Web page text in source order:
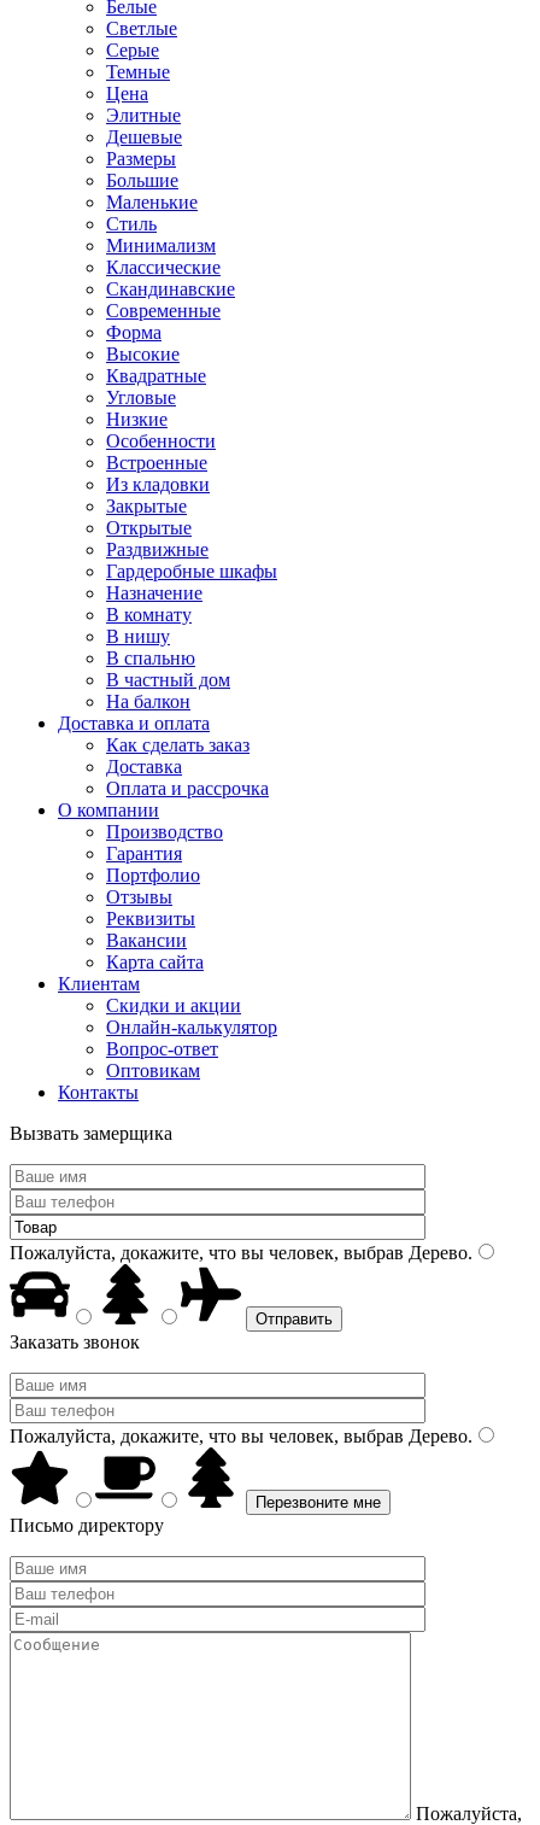
Белые
Светлые
Серые
Темные
Цена
Элитные
Дешевые
Размеры
Большие
Маленькие
Стиль
Минимализм
Классические
Скандинавские
Современные
Форма
Высокие
Квадратные
Угловые
Низкие
Особенности
Встроенные
Из кладовки
Закрытые
Открытые
Раздвижные
Гардеробные шкафы
Назначение
В комнату
В нишу
В спальню
В частный дом
На балкон
Доставка и оплата
Как сделать заказ
Доставка
Оплата и рассрочка
О компании
Производство
Гарантия
Портфолио
Отзывы
Реквизиты
Вакансии
Карта сайта
Клиентам
Скидки и акции
Онлайн-калькулятор
Вопрос-ответ
Оптовикам
Контакты
Вызвать замерщика
Пожалуйста, докажите, что вы человек, выбрав Дерево.
Заказать звонок
Пожалуйста, докажите, что вы человек, выбрав Дерево.
Письмо директору
Пожалуйста,